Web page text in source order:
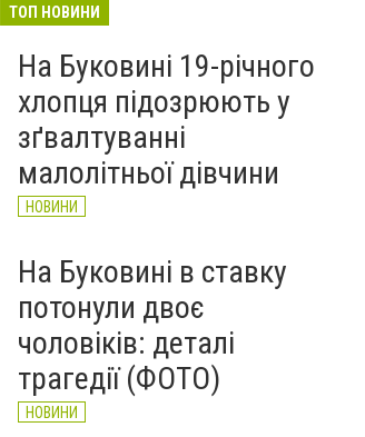
зафіксували новий
історичний температурний
максимум
НОВИНИ
Вчора
ТОП НОВИНИ
На Буковині 19-річного
хлопця підозрюють у
зґвалтуванні
малолітньої дівчини
НОВИНИ
На Буковині в ставку
потонули двоє
чоловіків: деталі
трагедії (ФОТО)
НОВИНИ